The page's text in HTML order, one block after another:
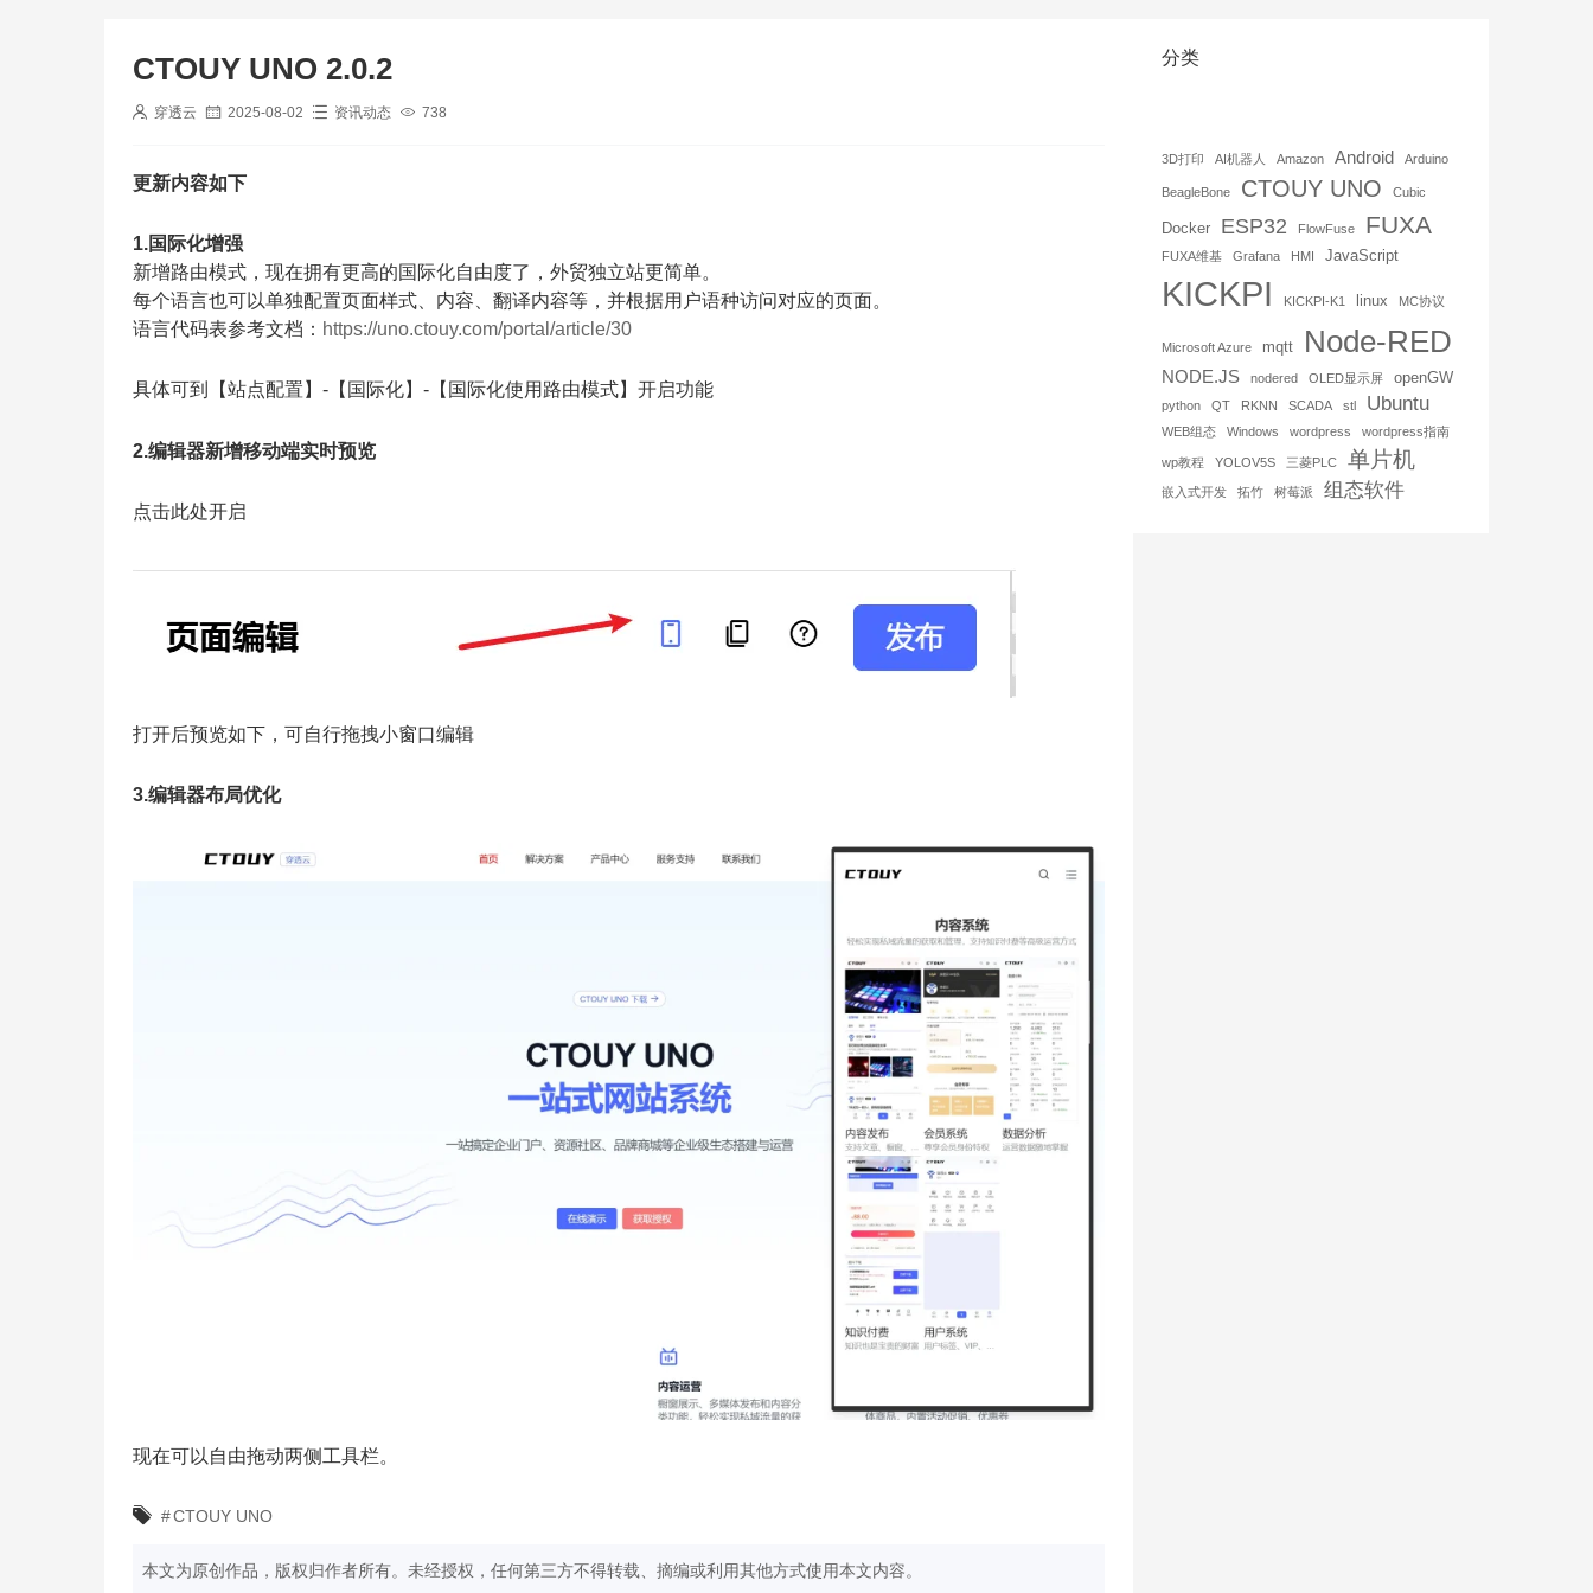
CTOUY UNO 2.0.2
穿透云 2025-08-02 资讯动态 738
更新内容如下
1.国际化增强
新增路由模式，现在拥有更高的国际化自由度了，外贸独立站更简单。
每个语言也可以单独配置页面样式、内容、翻译内容等，并根据用户语种访问对应的页面。
语言代码表参考文档： https://uno.ctouy.com/portal/article/30
具体可到【站点配置】-【国际化】-【国际化使用路由模式】开启功能
2.编辑器新增移动端实时预览
点击此处开启
打开后预览如下，可自行拖拽小窗口编辑
3.编辑器布局优化
现在可以自由拖动两侧工具栏。
#CTOUY UNO
本文为原创作品，版权归作者所有。未经授权，任何第三方不得转载、摘编或利用其他方式使用本文内容。
分类
3D打印 AI机器人 Amazon Android Arduino
BeagleBone CTOUY UNO Cubic
Docker ESP32 FlowFuse FUXA
FUXA维基 Grafana HMI JavaScript
KICKPI KICKPI-K1 linux MC协议
Microsoft Azure mqtt Node-RED
NODE.JS nodered OLED显示屏 openGW
python QT RKNN SCADA stl Ubuntu
WEB组态 Windows wordpress wordpress指南
wp教程 YOLOV5S 三菱PLC 单片机
嵌入式开发 拓竹 树莓派 组态软件